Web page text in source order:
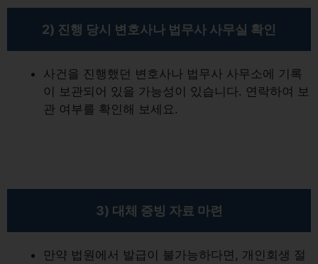
2) 진행 당시 변호사나 법무사 사무실 확인
사건을 진행했던 변호사나 법무사 사무소에 기록
이 보관되어 있을 가능성이 있습니다. 연락하여 보
관 여부를 확인해 보세요.
3) 대체 증빙 자료 마련
만약 법원에서 발급이 불가능하다면, 개인회생 절